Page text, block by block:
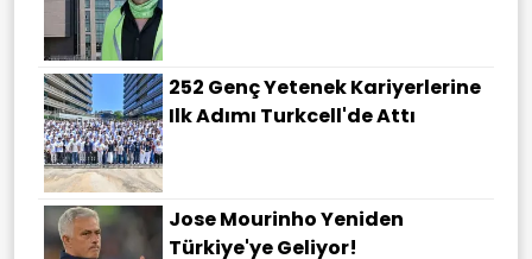
252 Genç Yetenek Kariyerlerine
Ilk Adımı Turkcell'de Attı
Jose Mourinho Yeniden
Türkiye'ye Geliyor!